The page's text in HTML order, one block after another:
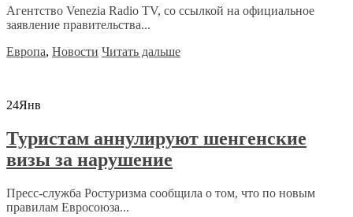
Агентство Venezia Radio TV, со ссылкой на официальное
заявление правительства...
Европа, Новости Читать дальше
24Янв
Туристам аннулируют шенгенские
визы за нарушение
Пресс-служба Ростуризма сообщила о том, что по новым
правилам Евросоюза...